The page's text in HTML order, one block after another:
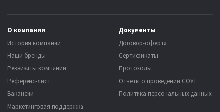
О компании
История компании
Наши бренды
Реквизиты компании
Референс-лист
Вакансии
Маркетинговая поддержка
Документы
Договор-оферта
Сертификаты
Протоколы
Отчеты о проведении СОУТ
Политика персональных данных